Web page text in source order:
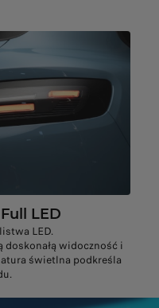
LED
LED.
doskonałą widoczność i
świetlna podkreśla